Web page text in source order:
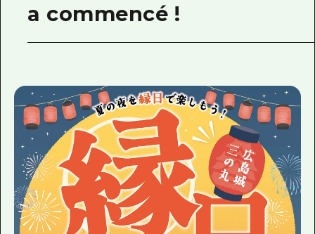
a commencé !